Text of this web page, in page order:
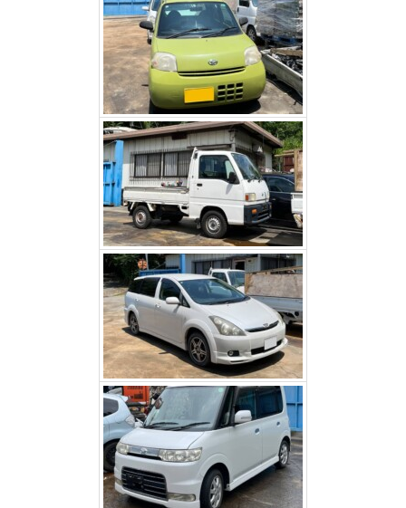
スバルサンバー（甲州市）
トヨタウィッシュ（昭和
町）
ダイハツタント（笛吹市）
スズキワゴンR（甲斐市）